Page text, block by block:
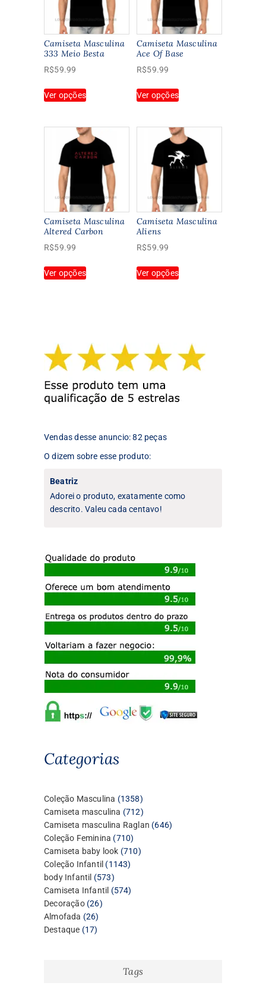
Camiseta Masculina
333 Meio Besta
R$59.99
Ver opçõesproduto
várias
variantes.
As
opções
podem
escolhidas
na
página
Camiseta Masculina
Ace Of Base
R$59.99
Ver opçõesproduto
várias
variantes.
As
opções
podem
escolhidas
na
Camiseta Masculina
Altered Carbon
R$59.99
Ver opçõesproduto
opções
podem
ser
escolhidas
na
produto
Camiseta Masculina
Aliens
R$59.99
Ver opçõesproduto
opções
podem
ser
na
Vendas desse anuncio: 82 peças
O dizem sobre esse produto:
Beatriz
Adorei o produto, exatamente como
descrito. Valeu cada centavo!
Categorias
Coleção Masculina 13581358
produtos
Camiseta masculina 712712
produtos
Camiseta masculina Raglan 646646
Coleção Feminina 710710
produtos
Camiseta baby look 710710
Coleção Infantil 11431143
body Infantil 573573
produtos
Camiseta Infantil 574574
Decoração 2626
Almofada 2626
produtos
Destaque 1717
Tags